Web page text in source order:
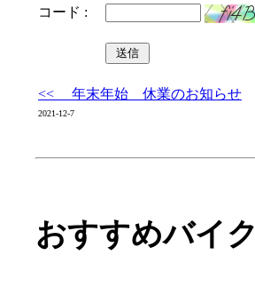
コード :
<< 年末年始 休業のお知らせ
2021-12-7
おすすめバイク